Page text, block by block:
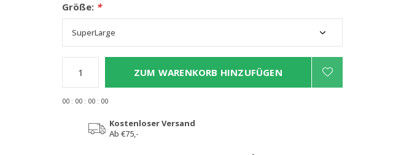
Größe: *
ZUM WARENKORB HINZUFÜGEN
00 : 00 : 00 : 00
Kostenloser Versand
Ab €75,-